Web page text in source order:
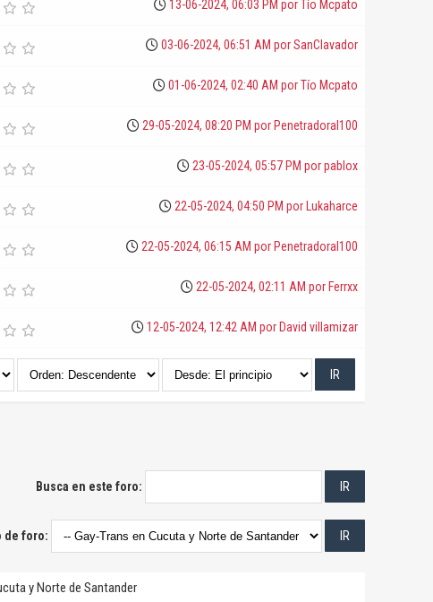
13-06-2024, 06:03 PM por Tío Mcpato
03-06-2024, 06:51 AM por SanClavador
01-06-2024, 02:40 AM por Tío Mcpato
29-05-2024, 08:20 PM por Penetradoral100
23-05-2024, 05:57 PM por pablox
22-05-2024, 04:50 PM por Lukaharce
22-05-2024, 06:15 AM por Penetradoral100
22-05-2024, 02:11 AM por Ferrxx
12-05-2024, 12:42 AM por David villamizar
Busca en este foro:
de foro:
y Norte de Santander